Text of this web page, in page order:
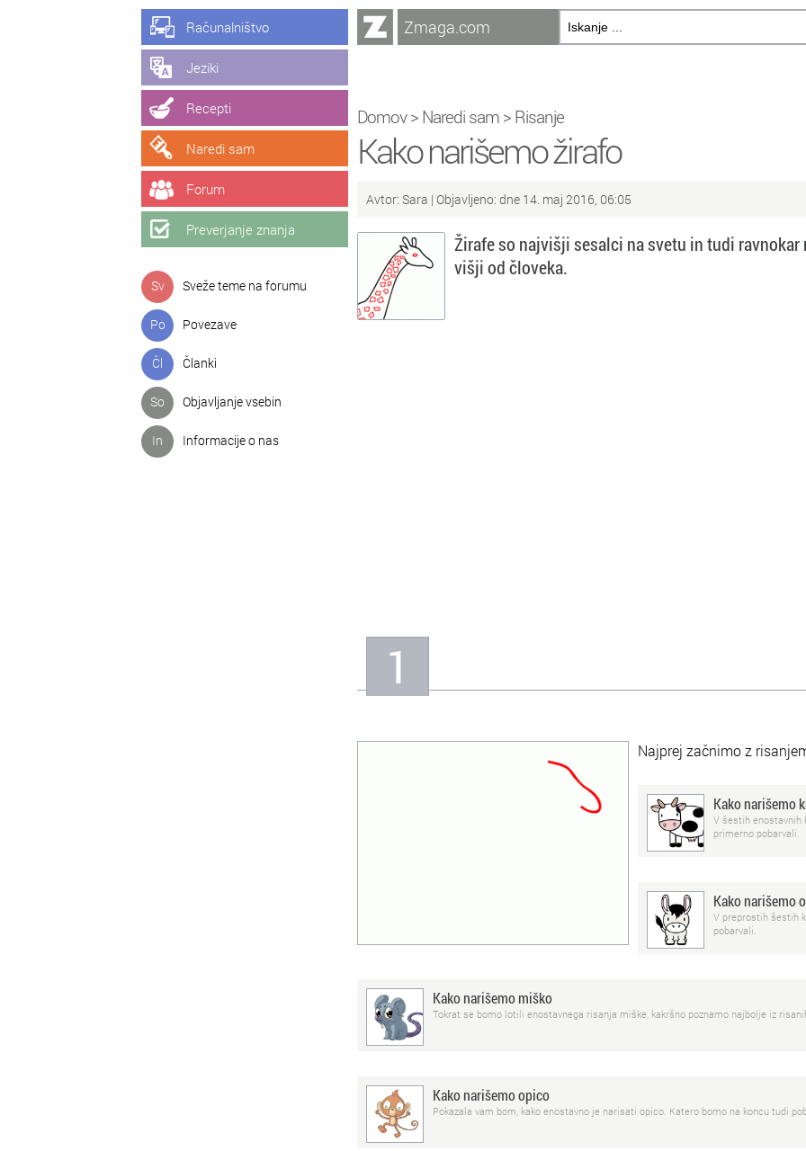
Računalništvo
Jeziki
Recepti
Naredi sam
Forum
Preverjanje znanja
Sv Sveže teme na forumu
Po Povezave
Čl Članki
So Objavljanje vsebin
In Informacije o nas
Zmaga.com
Domov> Naredi sam > Risanje
Kako narišemo žirafo
Avtor: Sara | Objavljeno: dne 14. maj 2016, 06:05
Žirafe so najvišji sesalci na svetu in tudi
višji od človeka.
1
Najprej začnimo z
Kako narišemo
V šestih enostavnih
primerno pobarvali.
Kako narišemo
V preprostih šestih
pobarvali.
Kako narišemo miško
Tokrat se bomo lotili enostavnega risanja miške, kakršno poznamo najbolje iz
Kako narišemo opico
Pokazala vam bom, kako enostavno je narisati opico. Katero bomo na koncu tudi